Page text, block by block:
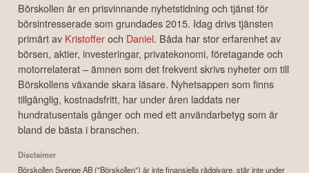
Börskollen är en prisvinnande nyhetstidning och tjänst för
börsintresserade som grundades 2015. Idag drivs tjänsten
primärt av Kristofferoch Daniel. Båda har stor erfarenhet av
börsen, aktier, investeringar, privatekonomi, företagande och
motorrelaterat – ämnen som det frekvent skrivs nyheter om till
Börskollens växande skara läsare. Nyhetsappen som finns
tillgänglig, kostnadsfritt, har under åren laddats ner
hundratusentals gånger och med ett användarbetyg som är
bland de bästa i branschen.
Disclaimer
Börskollen Sverige AB ("Börskollen") är inte finansiella rådgivare, står inte under